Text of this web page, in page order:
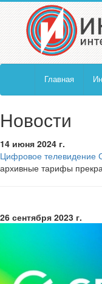
Главная
Новости
14 июня 2024 г.
Цифровое телевидение
архивные тарифы
26 сентября 2023 г.